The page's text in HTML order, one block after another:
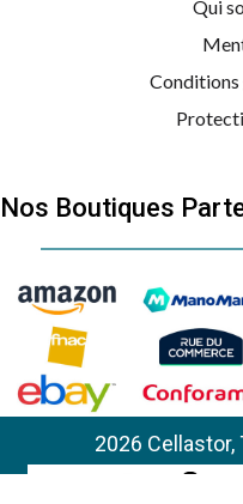
BAUKNECHT
Qui
Conditions
Nos Boutiques
2026